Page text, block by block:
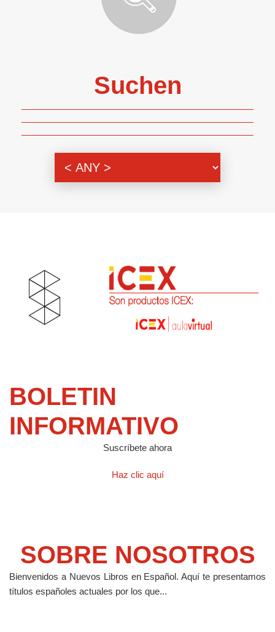
Suchen
BOLETIN
INFORMATIVO
Suscríbete ahora
Haz clic aquí
SOBRE NOSOTROS
Bienvenidos a Nuevos Libros en Español.Aquí te presentamos
títulos españoles actuales por los que...